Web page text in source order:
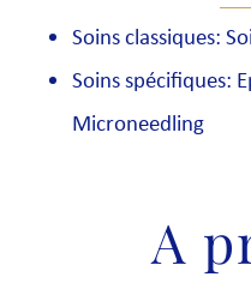
Soins classiques:
Soins spécifiques:
Microneedling
A